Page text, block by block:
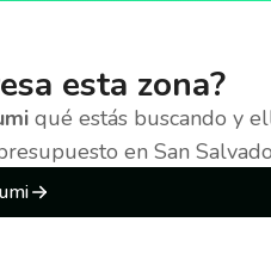
esta zona?
qué estás buscando y
en San